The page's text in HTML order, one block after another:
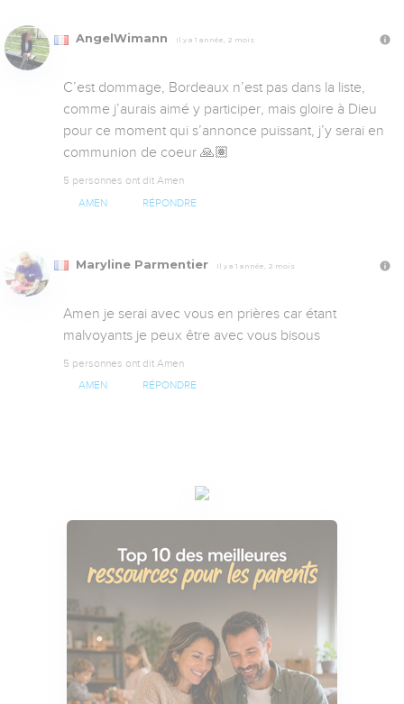
AngelWimann Il y a 1 année, 2 mois
C’est dommage, Bordeaux n’est pas dans la liste,
comme j’aurais aimé y participer, mais gloire à Dieu
pour ce moment qui s’annonce puissant, j’y serai en
communion de coeur 🙏🏽
5 personnes ont dit Amen
AMEN RÉPONDRE
Maryline Parmentier Il y a 1 année, 2 mois
Amen je serai avec vous en prières car étant
malvoyants je peux être avec vous bisous
5 personnes ont dit Amen
AMEN RÉPONDRE